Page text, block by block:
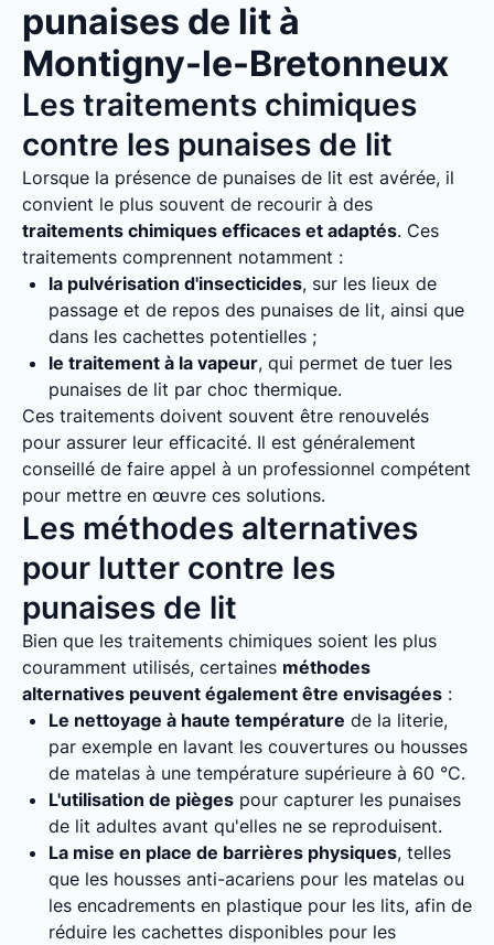
punaises de lit à
Montigny-le-Bretonneux
Les traitements chimiques
contre les punaises de lit
Lorsque la présence de punaises de lit est avérée, il
convient le plus souvent de recourir à des
traitements chimiques efficaces et adaptés. Ces
traitements comprennent notamment :
la pulvérisation d'insecticides, sur les lieux de
passage et de repos des punaises de lit, ainsi que
dans les cachettes potentielles ;
le traitement à la vapeur, qui permet de tuer les
punaises de lit par choc thermique.
Ces traitements doivent souvent être renouvelés
pour assurer leur efficacité. Il est généralement
conseillé de faire appel à un professionnel compétent
pour mettre en œuvre ces solutions.
Les méthodes alternatives
pour lutter contre les
punaises de lit
Bien que les traitements chimiques soient les plus
couramment utilisés, certaines méthodes
alternatives peuvent également être envisagées :
Le nettoyage à haute température de la literie,
par exemple en lavant les couvertures ou housses
de matelas à une température supérieure à 60 °C.
L'utilisation de pièges pour capturer les punaises
de lit adultes avant qu'elles ne se reproduisent.
La mise en place de barrières physiques, telles
que les housses anti-acariens pour les matelas ou
les encadrements en plastique pour les lits, afin de
réduire les cachettes disponibles pour les